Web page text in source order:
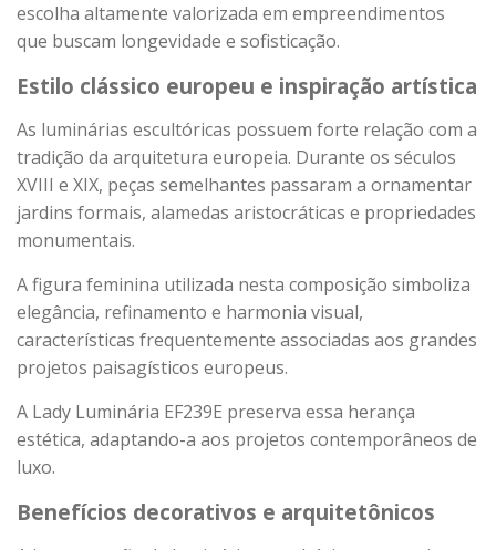
escolha altamente valorizada em empreendimentos
que buscam longevidade e sofisticação.
Estilo clássico europeu e inspiração artística
As luminárias escultóricas possuem forte relação com a
tradição da arquitetura europeia. Durante os séculos
XVIII e XIX, peças semelhantes passaram a ornamentar
jardins formais, alamedas aristocráticas e propriedades
monumentais.
A figura feminina utilizada nesta composição simboliza
elegância, refinamento e harmonia visual,
características frequentemente associadas aos grandes
projetos paisagísticos europeus.
A Lady Luminária EF239E preserva essa herança
estética, adaptando-a aos projetos contemporâneos de
luxo.
Benefícios decorativos e arquitetônicos